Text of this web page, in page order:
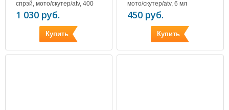
спрэй, мото/скутер/atv, 400
мл
1 030 руб.
Купить
мото/скутер/atv, 6 мл
450 руб.
Купить